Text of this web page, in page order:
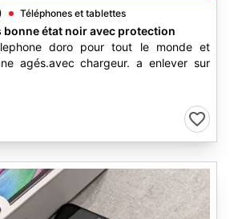
Téléphones et tablettes
bonne état noir avec protection
doro pour tout le monde et
agés.avec chargeur. a enlever sur